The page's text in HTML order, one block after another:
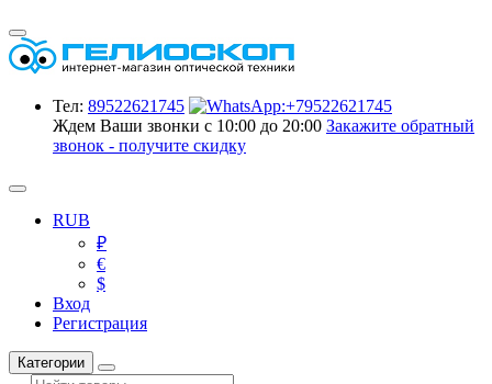
Тел: 89522621745
Ждем Ваши звонки с 10:00 до 20:00 Закажите обратный
звонок - получите скидку
RUB
₽
€
$
Вход
Регистрация
Категории